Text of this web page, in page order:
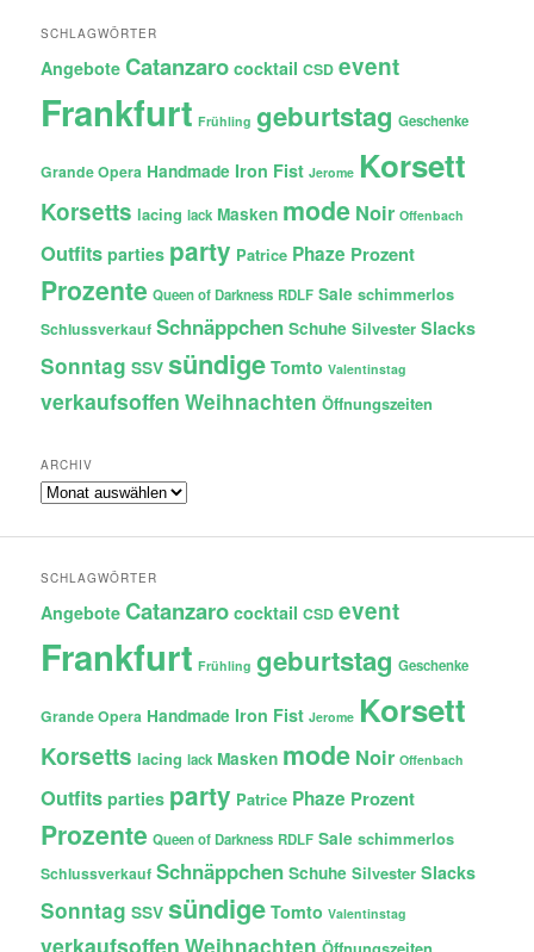
SCHLAGWÖRTER
Angebote Catanzaro cocktail CSD event
Frankfurt Frühling geburtstag Geschenke
Grande Opera Handmade Iron Fist Jerome Korsett
Korsetts lacing lack Masken mode Noir Offenbach
Outfits parties party Patrice Phaze Prozent
Prozente Queen of Darkness RDLF Sale schimmerlos
Schlussverkauf Schnäppchen Schuhe Silvester Slacks
Sonntag SSV sündige Tomto Valentinstag
verkaufsoffen Weihnachten Öffnungszeiten
ARCHIV
Archiv
SCHLAGWÖRTER
Angebote Catanzaro cocktail CSD event
Frankfurt Frühling geburtstag Geschenke
Grande Opera Handmade Iron Fist Jerome Korsett
Korsetts lacing lack Masken mode Noir Offenbach
Outfits parties party Patrice Phaze Prozent
Prozente Queen of Darkness RDLF Sale schimmerlos
Schlussverkauf Schnäppchen Schuhe Silvester Slacks
Sonntag SSV sündige Tomto Valentinstag
verkaufsoffen Weihnachten